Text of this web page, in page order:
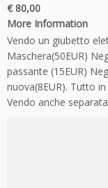
€ 80,00
More Information
Vendo un giubetto
Maschera(50EUR)
passante (15EUR)
nuova(8EUR). Tutto
Vendo anche